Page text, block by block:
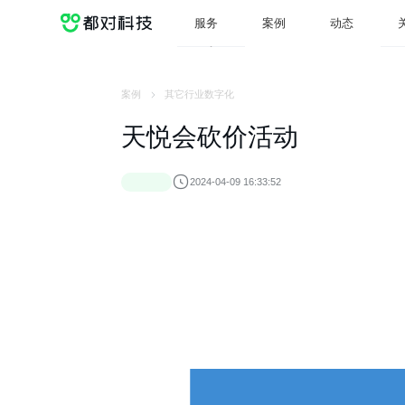
服务
案例
动态
案例 其它行业数字化
天悦会砍价活动
2024-04-09 16:33:52